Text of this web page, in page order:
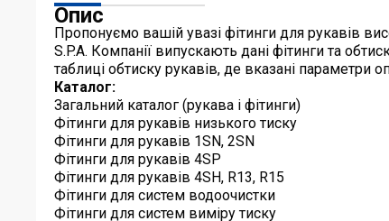
Опис
Пропонуємо вашій увазі фітинги для рукавів
S.P.A. Компанії випускають дані фітинги та
таблиці обтиску рукавів, де вказані
Каталог:
Загальний каталог (рукава і фітинги)
Фітинги для рукавів низького тиску
Фітинги для рукавів 1SN, 2SN
Фітинги для рукавів 4SP
Фітинги для рукавів 4SH, R13, R15
Фітинги для систем водоочистки
Фітинги для систем виміру тиску